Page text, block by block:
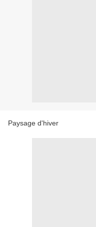
Paysage d'hiver